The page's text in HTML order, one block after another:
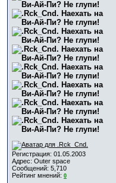
Регистрация: 01.05.2003
Адрес: Outer space
Сообщений: 5,710
Рейтинг мнений: 0